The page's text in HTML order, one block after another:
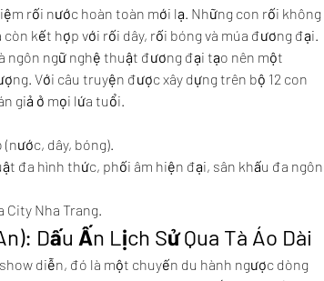
rối nước hoàn toàn mới lạ. Những con rối không
kết hợp với rối dây, rối bóng và múa đương đại.
ngôn ngữ nghệ thuật đương đại tạo nên một
Với câu truyện được xây dựng trên bộ 12 con
giả ở mọi lứa tuổi.
dây, bóng).
đa hình thức, phối âm hiện đại, sân khấu đa ngôn
City Nha Trang.
Dấu Ấn Lịch Sử Qua Tà Áo Dài
diễn, đó là một chuyến du hành ngược dòng